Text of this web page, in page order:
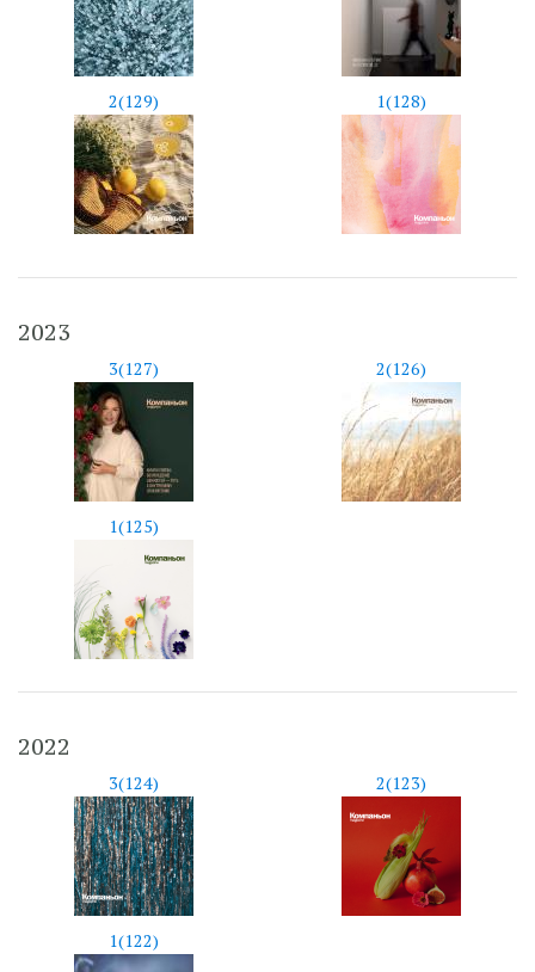
2(129) 1(128)
2023
3(127) 2(126)
1(125)
2022
3(124) 2(123)
1(122)